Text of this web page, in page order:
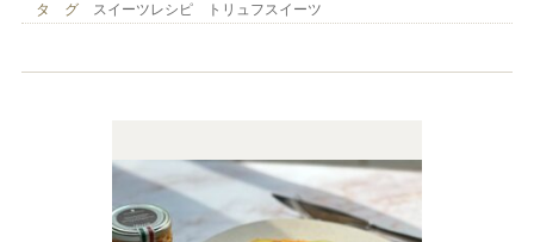
タ グ
スイーツレシピ トリュフスイーツ